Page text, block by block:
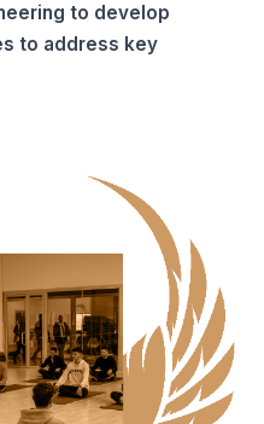
to develop
to address key